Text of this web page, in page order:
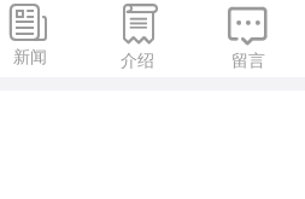

新闻

介绍

留言